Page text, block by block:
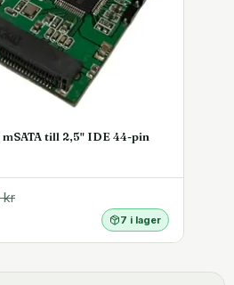
till 2,5" IDE 44-pin
kr
7 i lager